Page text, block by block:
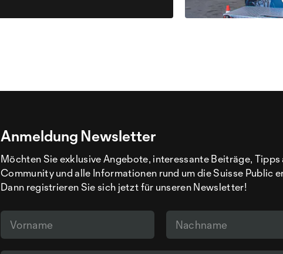
Anmeldung Newsletter
Möchten Sie exklusive Angebote, interessante Beiträge, Tipps
Community und alle Informationen rund um die Suisse Public
Dann registrieren Sie sich jetzt für unseren Newsletter!